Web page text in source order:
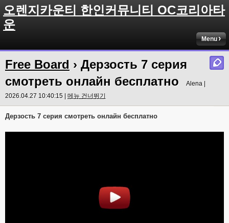
오렌지카운티 한인커뮤니티 OC코리아타
운
Menu
Free Board › Дерзость 7 серия
смотреть онлайн бесплатно
Alena |
2026.04.27 10:40:15 | 메뉴 건너뛰기
Дерзость 7 серия смотреть онлайн бесплатно